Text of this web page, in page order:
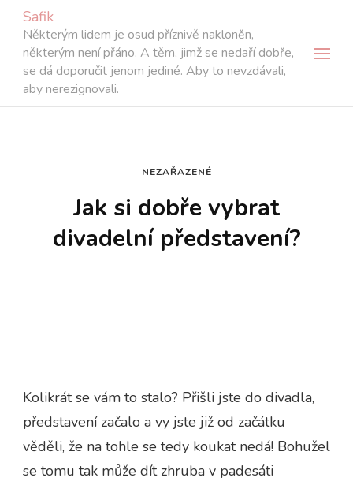
Safik
Některým lidem je osud příznivě nakloněn,
některým není přáno. A těm, jimž se nedaří dobře,
se dá doporučit jenom jediné. Aby to nevzdávali,
aby nerezignovali.
NEZAŘAZENÉ
Jak si dobře vybrat
divadelní představení?
Kolikrát se vám to stalo? Přišli jste do divadla,
představení začalo a vy jste již od začátku
věděli, že na tohle se tedy koukat nedá! Bohužel
se tomu tak může dít zhruba v padesáti